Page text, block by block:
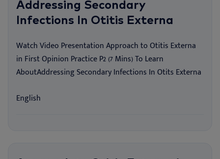
Addressing Secondary
Infections In Otitis Externa
Watch Video Presentation Approach to Otitis Externa
in First Opinion Practice P2 (7 Mins) To Learn
AboutAddressing Secondary Infections In Otits Externa
English